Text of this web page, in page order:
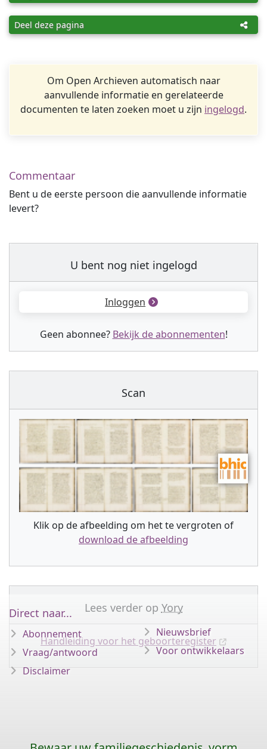
Deel deze pagina
Om Open Archieven automatisch naar
aanvullende informatie en gerelateerde
documenten te laten zoeken moet u zijn ingelogd.
Commentaar
Bent u de eerste persoon die aanvullende informatie
levert?
U bent nog niet ingelogd
Inloggen
Geen abonnee? Bekijk de abonnementen!
Scan
Klik op de afbeelding om het te vergroten of
download de afbeelding
Lees verder op Yory
Handleiding voor het geboorteregister
Direct naar...
Abonnement
Vraag/antwoord
Disclaimer
Nieuwsbrief
Voor ontwikkelaars